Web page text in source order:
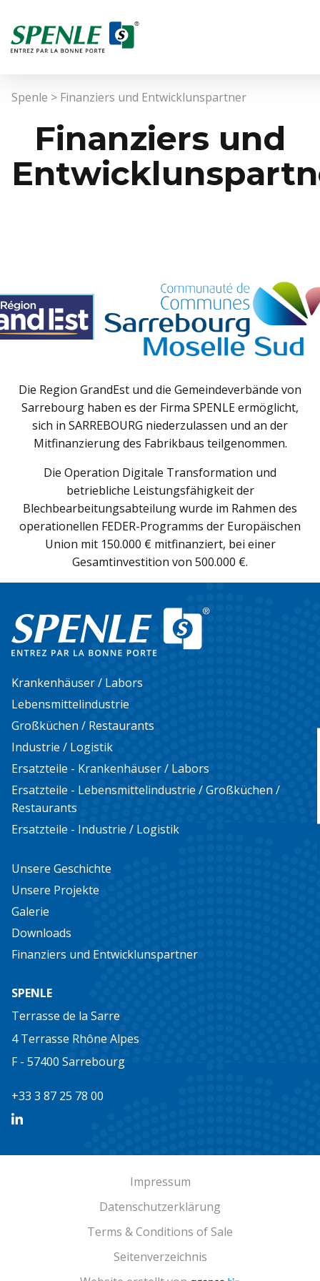
Krankenhäuser / Labors
Lebensmittelindustrie
Großküchen / Restaurants
Industrie / Logistik
Unsere Geschichte
Downloads
Finanziers und Entwicklunspartner
oder eine Dokumentation?
Unser Team steht Ihnen gerne zur Verfügung und
KONTAKTIEREN SIE UNS!
Spenle > Finanziers und Entwicklunspartner
Finanziers und
Die Region GrandEst und die Gemeindeverbände von
Sarrebourg haben es der Firma SPENLE ermöglicht,
sich in SARREBOURG niederzulassen und an der
Mitfinanzierung des Fabrikbaus teilgenommen.
Die Operation Digitale Transformation und
betriebliche Leistungsfähigkeit der
Blechbearbeitungsabteilung wurde im Rahmen des
operationellen FEDER-Programms der Europäischen
Union mit 150.000 € mitfinanziert, bei einer
Gesamtinvestition von 500.000 €.
Krankenhäuser / Labors
Lebensmittelindustrie
Großküchen / Restaurants
Industrie / Logistik
Ersatzteile - Krankenhäuser / Labors
Ersatzteile - Lebensmittelindustrie / Großküchen /
Restaurants
Ersatzteile - Industrie / Logistik
Unsere Geschichte
Unsere Projekte
Galerie
Downloads
Finanziers und Entwicklunspartner
SPENLE
Terrasse de la Sarre
4 Terrasse Rhône Alpes
F - 57400 Sarrebourg
+33 3 87 25 78 00
Impressum
Datenschutzerklärung
Terms & Conditions of Sale
Seitenverzeichnis